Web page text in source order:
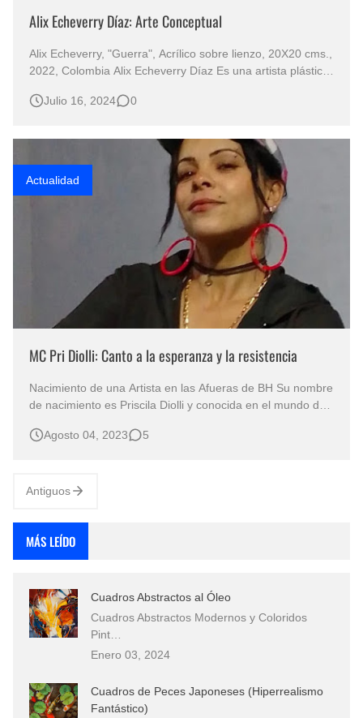
Alix Echeverry Díaz: Arte Conceptual
Alix Echeverry, "Guerra", Acrílico sobre lienzo, 20X20 cms.,
2022, Colombia Alix Echeverry Díaz Es una artista plástica
partir de la resignificación de materiales obsoletos y
…
Julio 16, 2024 0
Actualidad
MC Pri Diolli: Canto a la esperanza y la resistencia
Nacimiento de una Artista en las Afueras de BH Su nombre
de nacimiento es Priscila Diolli y conocida en el mundo de
hogar dividido, nació y creció en las humildes afueras de
Agosto 04, 2023 5
Antiguos
MÁS LEÍDO
Cuadros Abstractos al Óleo
Cuadros Abstractos Modernos y Coloridos
Pint…
Enero 03, 2024
Cuadros de Peces Japoneses (Hiperrealismo
Fantástico)